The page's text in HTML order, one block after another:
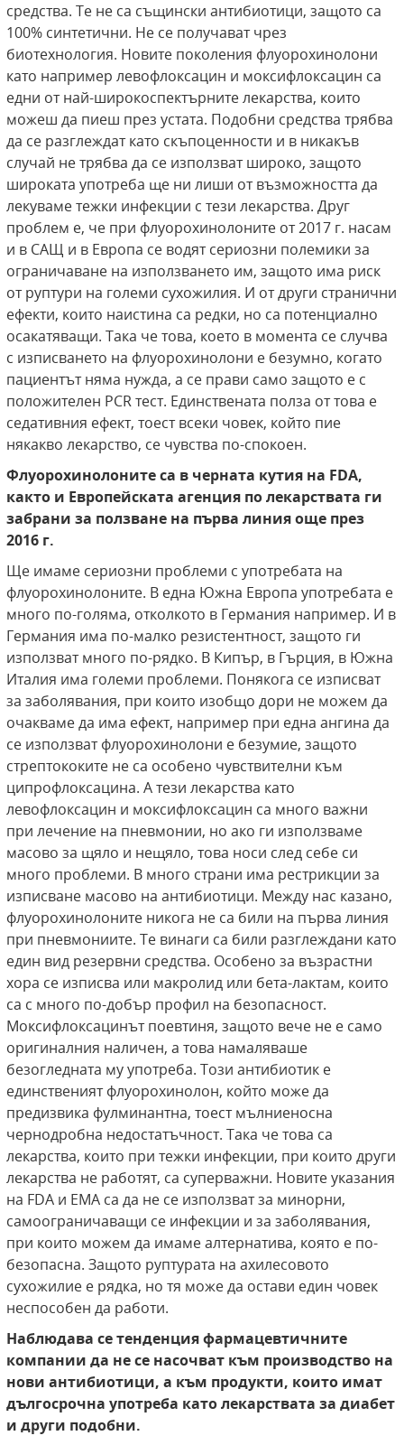
средства. Те не са същински антибиотици, защото са
100% синтетични. Не се получават чрез
биотехнология. Новите поколения флуорохинолони
като например левофлоксацин и моксифлоксацин са
едни от най-широкоспектърните лекарства, които
можеш да пиеш през устата. Подобни средства трябва
да се разглеждат като скъпоценности и в никакъв
случай не трябва да се използват широко, защото
широката употреба ще ни лиши от възможността да
лекуваме тежки инфекции с тези лекарства. Друг
проблем е, че при флуорохинолоните от 2017 г. насам
и в САЩ и в Европа се водят сериозни полемики за
ограничаване на използването им, защото има риск
от руптури на големи сухожилия. И от други странични
ефекти, които наистина са редки, но са потенциално
осакатяващи. Така че това, което в момента се случва
с изписването на флуорохинолони е безумно, когато
пациентът няма нужда, а се прави само защото е с
положителен PCR тест. Единствената полза от това е
седативния ефект, тоест всеки човек, който пие
някакво лекарство, се чувства по-спокоен.
Флуорохинолоните са в черната кутия на FDA,
както и Европейската агенция по лекарствата ги
забрани за ползване на първа линия още през
2016 г.
Ще имаме сериозни проблеми с употребата на
флуорохинолоните. В една Южна Европа употребата е
много по-голяма, отколкото в Германия например. И в
Германия има по-малко резистентност, защото ги
използват много по-рядко. В Кипър, в Гърция, в Южна
Италия има големи проблеми. Понякога се изписват
за заболявания, при които изобщо дори не можем да
очакваме да има ефект, например при една ангина да
се използват флуорохинолони е безумие, защото
стрептококите не са особено чувствителни към
ципрофлоксацина. А тези лекарства като
левофлоксацин и моксифлоксацин са много важни
при лечение на пневмонии, но ако ги използваме
масово за щяло и нещяло, това носи след себе си
много проблеми. В много страни има рестрикции за
изписване масово на антибиотици. Между нас казано,
флуорохинолоните никога не са били на първа линия
при пневмониите. Те винаги са били разглеждани като
един вид резервни средства. Особено за възрастни
хора се изписва или макролид или бета-лактам, които
са с много по-добър профил на безопасност.
Моксифлоксацинът поевтиня, защото вече не е само
оригиналния наличен, а това намаляваше
безогледната му употреба. Този антибиотик е
единственият флуорохинолон, който може да
предизвика фулминантна, тоест мълниеносна
чернодробна недостатъчност. Така че това са
лекарства, които при тежки инфекции, при които други
лекарства не работят, са суперважни. Новите указания
на FDA и EMA са да не се използват за минорни,
самоограничаващи се инфекции и за заболявания,
при които можем да имаме алтернатива, която е по-
безопасна. Защото руптурата на ахилесовото
сухожилие е рядка, но тя може да остави един човек
неспособен да работи.
Наблюдава се тенденция фармацевтичните
компании да не се насочват към производство на
нови антибиотици, а към продукти, които имат
дългосрочна употреба като лекарствата за диабет
и други подобни.